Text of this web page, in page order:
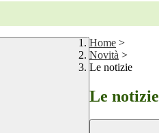
Home >
Novità >
Le notizie
Le notizie